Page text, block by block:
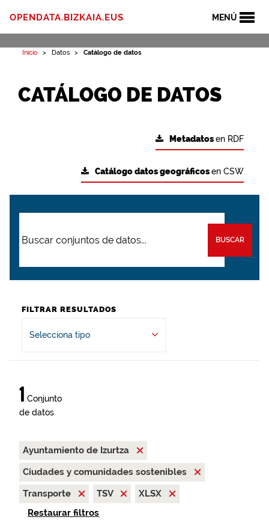
MENÚ
OPENDATA.BIZKAIA.EUS
Inicio Datos Catálogo de datos
CATÁLOGO DE DATOS
Metadatosen RDF
Catálogo datos geográficosen CSW
BUSCAR
FILTRAR RESULTADOS
Selecciona tipo
1 Conjunto
de datos
Ayuntamiento de Izurtza
Ciudades y comunidades sostenibles
Transporte
TSV
XLSX
Restaurar filtros